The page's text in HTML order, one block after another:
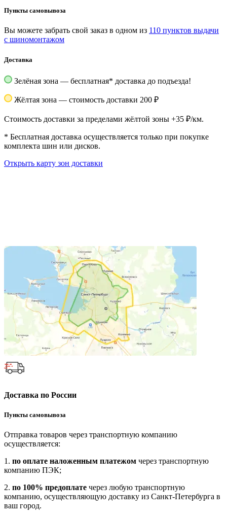
Пункты самовывоза
Вы можете забрать свой заказ в одном из 110 пунктов выдачи
с шиномонтажом
Доставка
Зелёная зона — бесплатная* доставка до подъезда!
Жёлтая зона — стоимость доставки 200 ₽
Стоимость доставки за пределами жёлтой зоны +35 ₽/км.
* Бесплатная доставка осуществляется только при покупке
комплекта шин или дисков.
Открыть карту зон доставки
Доставка по России
Пункты самовывоза
Отправка товаров через транспортную компанию
осуществляется:
1. по оплате наложенным платежом через транспортную
компанию ПЭК;
2. по 100% предоплате через любую транспортную
компанию, осуществляющую доставку из Санкт-Петербурга в
ваш город.